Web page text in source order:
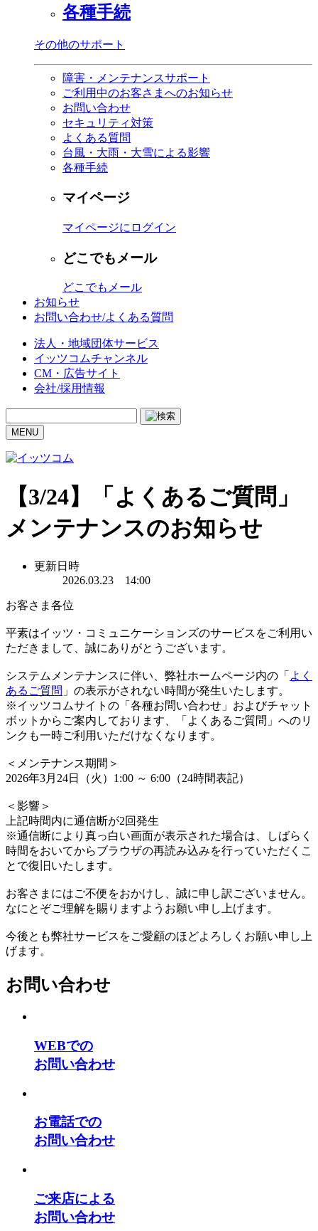
各種手続
その他のサポート
障害・メンテナンスサポート
ご利用中のお客さまへのお知らせ
お問い合わせ
セキュリティ対策
よくある質問
台風・大雨・大雪による影響
各種手続
マイページ
マイページにログイン
どこでもメール
どこでもメール
お知らせ
お問い合わせ/よくある質問
法人・地域団体サービス
イッツコムチャンネル
CM・広告サイト
会社/採用情報
MENU
【3/24】「よくあるご質問」
メンテナンスのお知らせ
更新日時
2026.03.23 14:00
お客さま各位
平素はイッツ・コミュニケーションズのサービスをご利用い
ただきまして、誠にありがとうございます。
システムメンテナンスに伴い、弊社ホームページ内の「 よく
あるご質問 」の表示がされない時間が発生いたします。
※イッツコムサイトの「各種お問い合わせ」およびチャット
ボットからご案内しております、「よくあるご質問」へのリ
ンクも一時ご利用いただけなくなります。
＜メンテナンス期間＞
2026年3月24日（火）1:00 ～ 6:00（24時間表記）
＜影響＞
上記時間内に通信断が2回発生
※通信断により真っ白い画面が表示された場合は、しばらく
時間をおいてからブラウザの再読み込みを行っていただくこ
とで復旧いたします。
お客さまにはご不便をおかけし、誠に申し訳ございません。
なにとぞご理解を賜りますようお願い申し上げます。
今後とも弊社サービスをご愛顧のほどよろしくお願い申し上
げます。
お問い合わせ
WEBでの
お問い合わせ
お電話での
お問い合わせ
ご来店による
お問い合わせ